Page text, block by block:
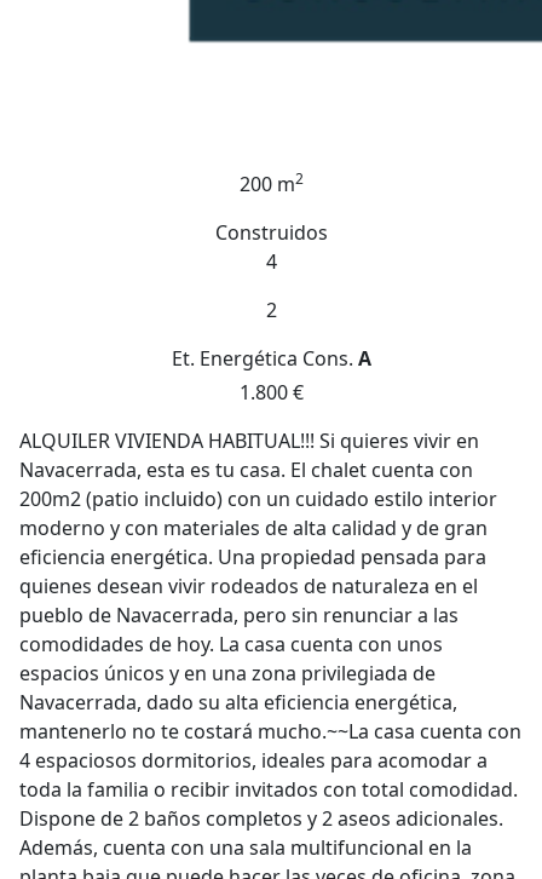
200 m2
Construidos
4
2
Et. Energética Cons. A
1.800 €
ALQUILER VIVIENDA HABITUAL!!! Si quieres vivir en
Navacerrada, esta es tu casa. El chalet cuenta con
200m2 (patio incluido) con un cuidado estilo interior
moderno y con materiales de alta calidad y de gran
eficiencia energética. Una propiedad pensada para
quienes desean vivir rodeados de naturaleza en el
pueblo de Navacerrada, pero sin renunciar a las
comodidades de hoy. La casa cuenta con unos
espacios únicos y en una zona privilegiada de
Navacerrada, dado su alta eficiencia energética,
mantenerlo no te costará mucho.~~La casa cuenta con
4 espaciosos dormitorios, ideales para acomodar a
toda la familia o recibir invitados con total comodidad.
Dispone de 2 baños completos y 2 aseos adicionales.
Además, cuenta con una sala multifuncional en la